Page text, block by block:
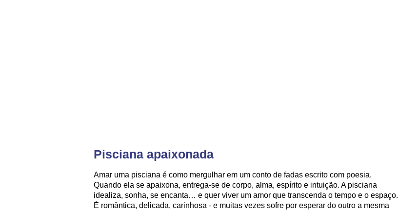
Pisciana apaixonada
Amar uma pisciana é como mergulhar em um conto de fadas escrito com poesia.
Quando ela se apaixona, entrega-se de corpo, alma, espírito e intuição. A pisciana
idealiza, sonha, se encanta… e quer viver um amor que transcenda o tempo e o espaço.
É romântica, delicada, carinhosa - e muitas vezes sofre por esperar do outro a mesma